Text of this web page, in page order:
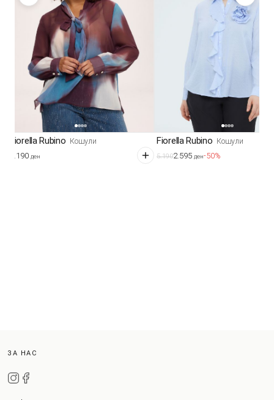
Fiorella Rubino Кошули
5.190 ден
Fiorella Rubino Кошули
5.1902.595 ден-50%
ЗА НАС